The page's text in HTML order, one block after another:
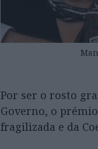
Por ser o rosto
Governo, o
fragilizada e da